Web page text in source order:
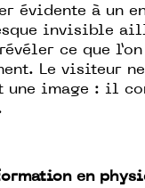
évidente à un
invisible
ce que l’on
Le visiteur
une image : il
en